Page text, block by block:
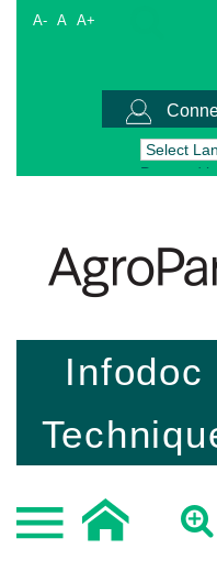
A- A A+
Powered
Infodoc